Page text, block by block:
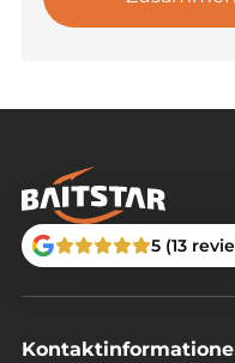
5 (13